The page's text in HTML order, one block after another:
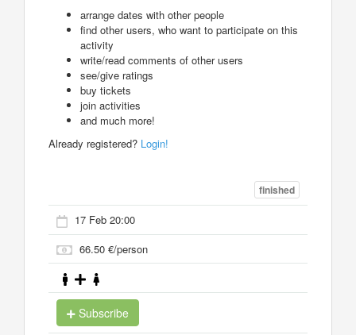
arrange dates with other people
find other users, who want to participate on this
activity
write/read comments of other users
see/give ratings
buy tickets
join activities
and much more!
Already registered? Login!
finished
17 Feb 20:00
66.50 €/person
Subscribe